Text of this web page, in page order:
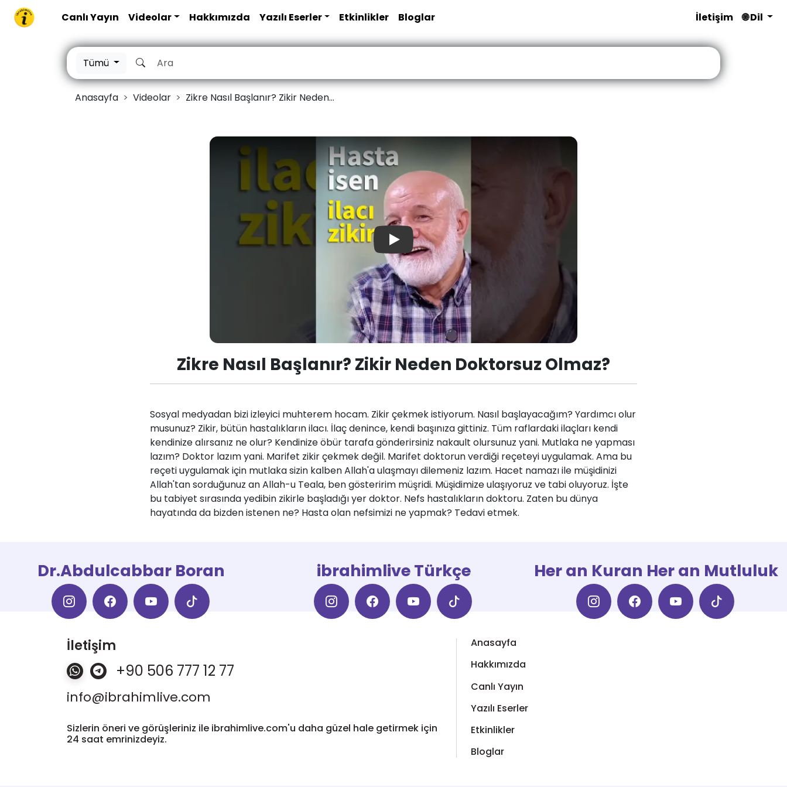
Canlı Yayın Videolar Hakkımızda Yazılı Eserler Etkinlikler Bloglar İletişim 🌐 Dil
Tümü
Anasayfa Videolar Zikre Nasıl Başlanır? Zikir Neden...
Play
Zikre Nasıl Başlanır? Zikir Neden Doktorsuz Olmaz?
Sosyal medyadan bizi izleyici muhterem hocam. Zikir çekmek istiyorum. Nasıl başlayacağım? Yardımcı olur
musunuz? Zikir, bütün hastalıkların ilacı. İlaç denince, kendi başınıza gittiniz. Tüm raflardaki ilaçları kendi
kendinize alırsanız ne olur? Kendinize öbür tarafa gönderirsiniz nakault olursunuz yani. Mutlaka ne yapması
lazım? Doktor lazım yani. Marifet zikir çekmek değil. Marifet doktorun verdiği reçeteyi uygulamak. Ama bu
reçeti uygulamak için mutlaka sizin kalben Allah'a ulaşmayı dilemeniz lazım. Hacet namazı ile müşidinizi
Allah'tan sorduğunuz an Allah-u Teala, ben gösteririm müşridi. Müşidimize ulaşıyoruz ve tabi oluyoruz. İşte
bu tabiyet sırasında yedibin zikirle başladığı yer doktor. Nefs hastalıkların doktoru. Zaten bu dünya
Dr.Abdulcabbar Boran ibrahimlive Türkçe Her an Kuran Her an Mutluluk
İletişim
+90 506 777 12 77
info@ibrahimlive.com
Sizlerin öneri ve görüşleriniz ile ibrahimlive.com'u daha güzel hale getirmek için
24 saat emrinizdeyiz.
Anasayfa
Hakkımızda
Canlı Yayın
Yazılı Eserler
Etkinlikler
Bloglar